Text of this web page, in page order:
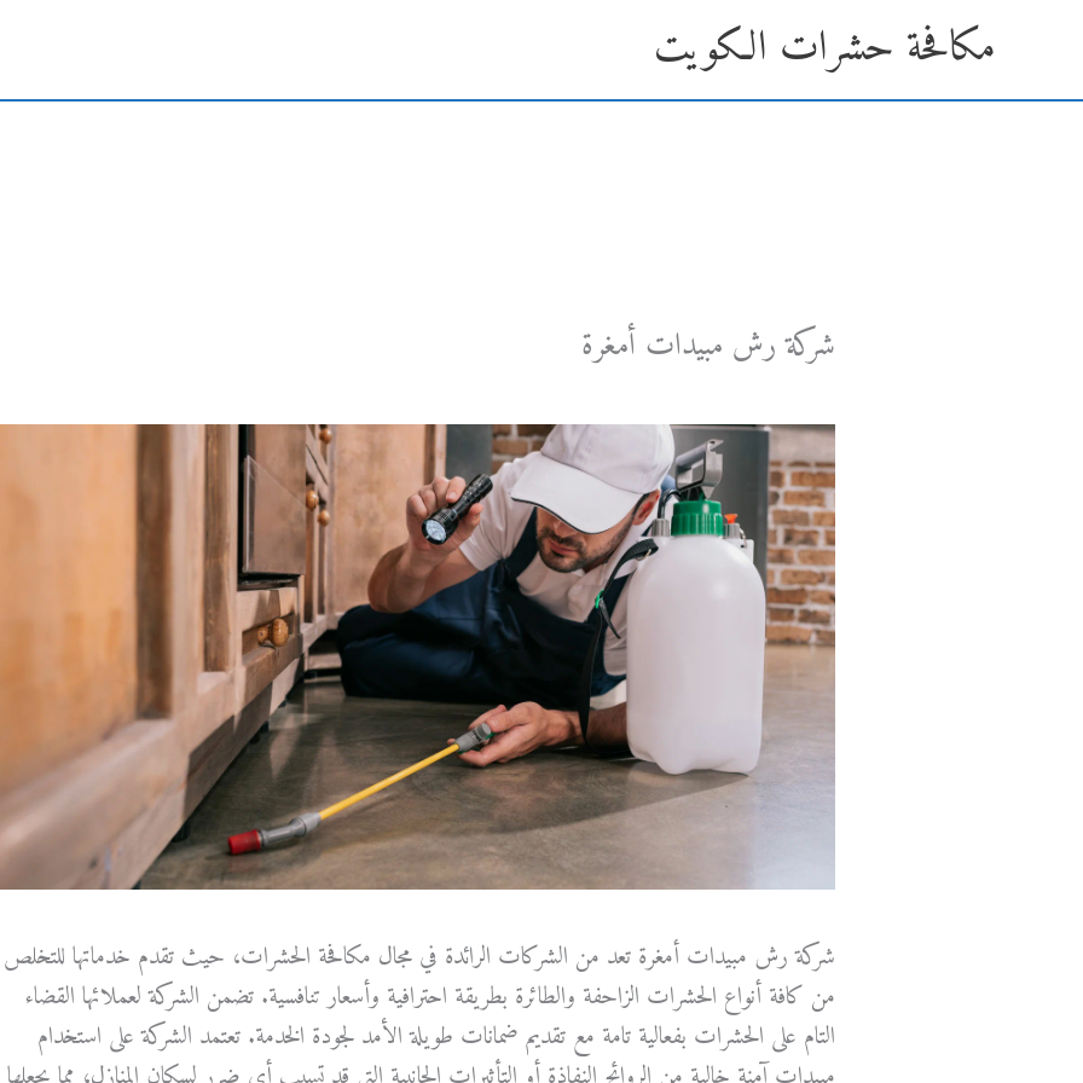
المحتوى
مكافحة حشرات الكويت
شركة رش مبيدات أمغرة
شركة رش مبيدات أمغرة تعد من الشركات الرائدة في مجال مكافحة الحشرات، حيث تقدم خدماتها للتخلص
من كافة أنواع الحشرات الزاحفة والطائرة بطريقة احترافية وأسعار تنافسية. تضمن الشركة لعملائها القضاء
التام على الحشرات بفعالية تامة مع تقديم ضمانات طويلة الأمد لجودة الخدمة. تعتمد الشركة على استخدام